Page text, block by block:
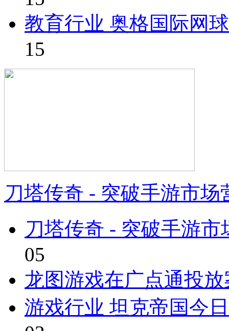
教育行业 奥格国际网
15
刀塔传奇 - 突破手游市
刀塔传奇 - 突破手游
05
龙图游戏在广点通投
游戏行业 坦克帝国今